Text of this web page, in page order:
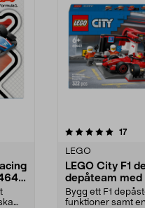
17
LEGO
LEGO City F1
depåteam med
60443, från 6
Bygg ett F1
funktioner samt
4.5av 5